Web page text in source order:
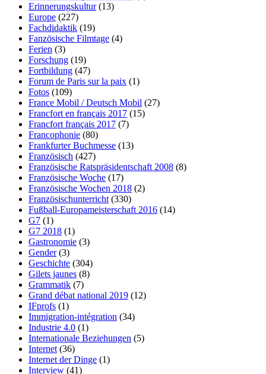
Erinnerungskultur(13)
Europe (227)
Fachdidaktik (19)
Fanzösische Filmtage (4)
Ferien (3)
Forschung (19)
Fortbildung (47)
Forum de Paris sur la paix (1)
Fotos (109)
France Mobil / Deutsch Mobil (27)
Francfort en français 2017 (15)
Francfort français 2017 (7)
Francophonie (80)
Frankfurter Buchmesse (13)
Französisch (427)
Französische Ratspräsidentschaft 2008 (8)
Französische Woche (17)
Französische Wochen 2018 (2)
Französischunterricht (330)
Fußball-Europameisterschaft 2016 (14)
G7 (1)
G7 2018 (1)
Gastronomie (3)
Gender(3)
Geschichte (304)
Gilets jaunes (8)
Grammatik (7)
Grand débat national 2019 (12)
IFprofs (1)
Immigration-intégration (34)
Industrie 4.0 (1)
Internationale Beziehungen (5)
Internet (36)
Internet der Dinge (1)
Interview (41)